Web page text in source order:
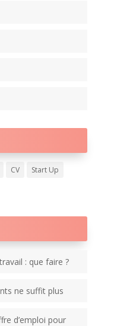
CV
Start Up
: que faire ?
ne suffit plus
d’emploi pour